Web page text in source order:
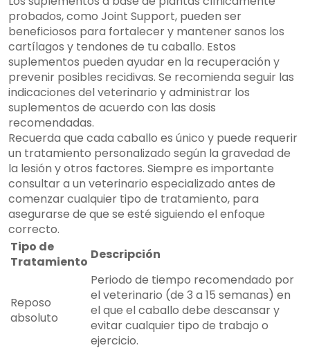
probados, como Joint Support, pueden ser
beneficiosos para fortalecer y mantener sanos los
cartílagos y tendones de tu caballo. Estos
suplementos pueden ayudar en la recuperación y
prevenir posibles recidivas. Se recomienda seguir las
indicaciones del veterinario y administrar los
suplementos de acuerdo con las dosis
recomendadas.
Recuerda que cada caballo es único y puede requerir
un tratamiento personalizado según la gravedad de
la lesión y otros factores. Siempre es importante
consultar a un veterinario especializado antes de
comenzar cualquier tipo de tratamiento, para
asegurarse de que se esté siguiendo el enfoque
correcto.
Tipo de
Tratamiento Descripción
Reposo
absoluto
Periodo de tiempo recomendado por
el veterinario (de 3 a 15 semanas) en
el que el caballo debe descansar y
evitar cualquier tipo de trabajo o
ejercicio.